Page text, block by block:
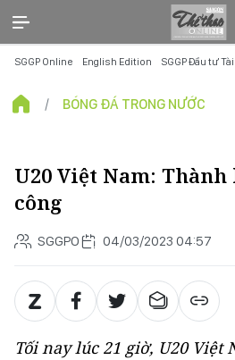
SGGP Online English Edition SGGP Đầu tư
BÓNG ĐÁ TRONG NƯỚC
U20 Việt Nam:
công
SGGPO 04/03/2023 04:57
Tối nay lúc 21 giờ, U20 Việt